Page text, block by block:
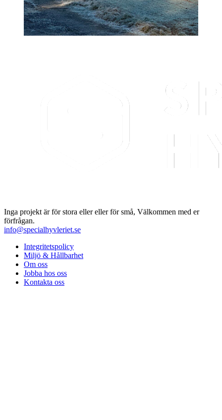
Inga projekt är för stora eller eller för små, Välkommen med er
förfrågan.
info@specialhyvleriet.se
Integritetspolicy
Miljö & Hållbarhet
Om oss
Jobba hos oss
Kontakta oss